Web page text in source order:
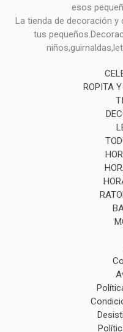
esos
La tienda de decoración
tus
ROPITA